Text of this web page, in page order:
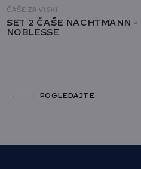
ČAŠE ZA VISKI
SET 2 ČAŠE NACHTMANN -
NOBLESSE
POGLEDAJTE